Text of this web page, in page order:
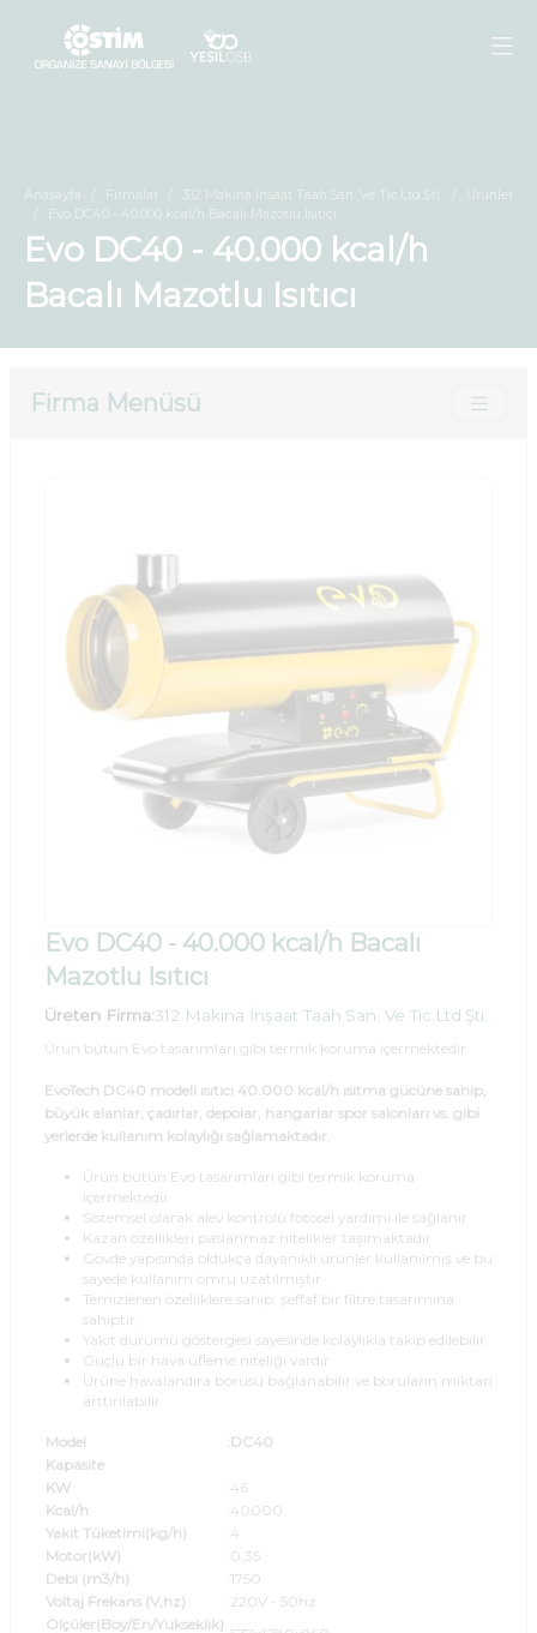
Anasayfa Firmalar 312 Makina İnşaat Taah.San. Ve Tic.Ltd.Şti.
Ürünler
Evo DC40 - 40.000 kcal/h Bacalı Mazotlu Isıtıcı
Evo DC40 - 40.000 kcal/h
Bacalı Mazotlu Isıtıcı
Firma Menüsü
Evo DC40 - 40.000 kcal/h Bacalı
Mazotlu Isıtıcı
Üreten Firma:312 Makina İnşaat Taah.San. Ve Tic.Ltd.Şti.
Ürün bütün Evo tasarımları gibi termik koruma içermektedir
EvoTech DC40 modeli ısıtıcı 40.000 kcal/h ısıtma gücüne sahip,
büyük alanlar, çadırlar, depolar, hangarlar spor salonları vs. gibi
yerlerde kullanım kolaylığı sağlamaktadır.
Ürün bütün Evo tasarımları gibi termik koruma
içermektedir
Sistemsel olarak alev kontrolü fotosel yardımı ile sağlanır
Kazan özellikleri paslanmaz nitelikler taşımaktadır
Gövde yapısında oldukça dayanıklı ürünler kullanılmış ve bu
sayede kullanım ömrü uzatılmıştır
Temizlenen özelliklere sahip, şeffaf bir filtre tasarımına
sahiptir,
Yakıt durumu göstergesi sayesinde kolaylıkla takip edilebilir
Güçlü bir hava üfleme niteliği vardır
Ürüne havalandıra borusu bağlanabilir ve boruların miktarı
arttırılabilir
Model
:DC40
Kapasite
KW
:46
Kcal/h
:40000
Yakıt Tüketimi(kg/h)
:4
Motor(kW)
:0,35
Debi (m3/h)
:1750
Voltaj Frekans (V,hz)
:220V - 50hz
Ölçüler(Boy/En/Yükseklik)